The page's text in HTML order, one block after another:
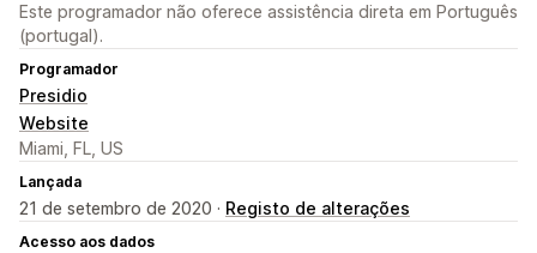
Este programador não oferece assistência direta em Português
(portugal).
Programador
Presidio
Website
Miami, FL, US
Lançada
21 de setembro de 2020 · Registo de alterações
Acesso aos dados